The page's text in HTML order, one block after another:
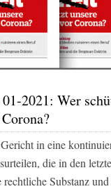
2021: Wer
in eine
die in den
Substanz